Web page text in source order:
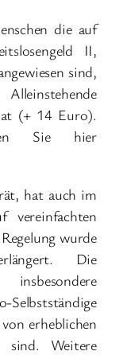
die auf
II,
sind,
(+ 14 Euro).
Sie hier
hat auch im
vereinfachten
wurde
Die
erheblichen
sind. Weitere